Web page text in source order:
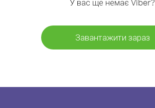
У вас ще немає Viber?
Завантажити зараз